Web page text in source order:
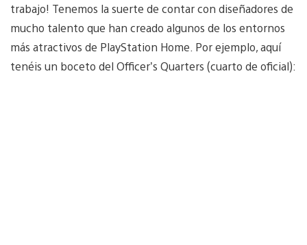
trabajo! Tenemos la suerte de contar con diseñadores de
mucho talento que han creado algunos de los entornos
más atractivos de PlayStation Home. Por ejemplo, aquí
tenéis un boceto del Officer’s Quarters (cuarto de oficial):